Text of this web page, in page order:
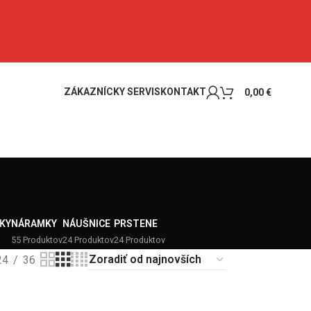
ZÁKAZNÍCKY SERVIS KONTAKT 0,00€
NÁRAMKY
55 Produktov
NÁUŠNICE
24 Produktov
PRSTENE
24 Produktov
36